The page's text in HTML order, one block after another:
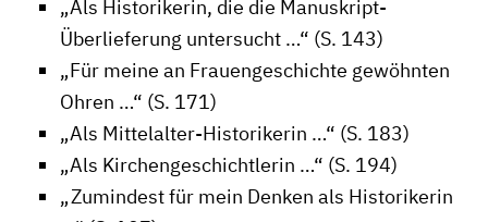
„Als Historikerin, die die Manuskript-
Überlieferung untersucht …“ (S. 143)
„Für meine an Frauengeschichte gewöhnten
Ohren …“ (S. 171)
„Als Mittelalter-Historikerin …“ (S. 183)
„Als Kirchengeschichtlerin …“ (S. 194)
„Zumindest für mein Denken als Historikerin